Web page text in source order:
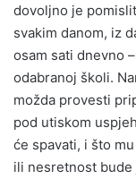
dovoljno je
svakim danom, iz
osam sati dnevno
odabranoj školi.
možda provesti
pod utiskom
će spavati, i što
ili nesretnost